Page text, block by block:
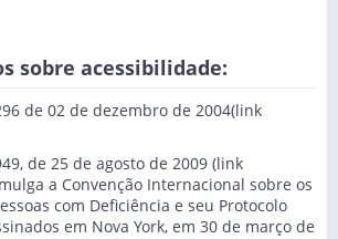
sobre acessibilidade:
de 02 de dezembro de 2004(link
de 25 de agosto de 2009 (link
a Convenção Internacional sobre os
com Deficiência e seu Protocolo
em Nova York, em 30 de março de